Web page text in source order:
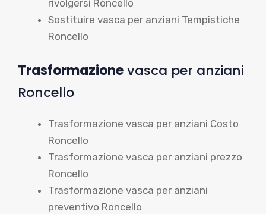
rivolgersi Roncello
Sostituire vasca per anziani Tempistiche
Roncello
Trasformazionevasca per anziani
Roncello
Trasformazione vasca per anziani Costo
Roncello
Trasformazione vasca per anziani prezzo
Roncello
Trasformazione vasca per anziani
preventivo Roncello